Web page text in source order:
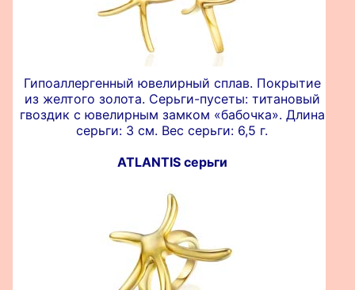
Гипоаллергенный ювелирный сплав. Покрытие
из желтого золота. Серьги-пусеты: титановый
гвоздик с ювелирным замком «бабочка». Длина
серьги: 3 см. Вес серьги: 6,5 г.
ATLANTIS серьги